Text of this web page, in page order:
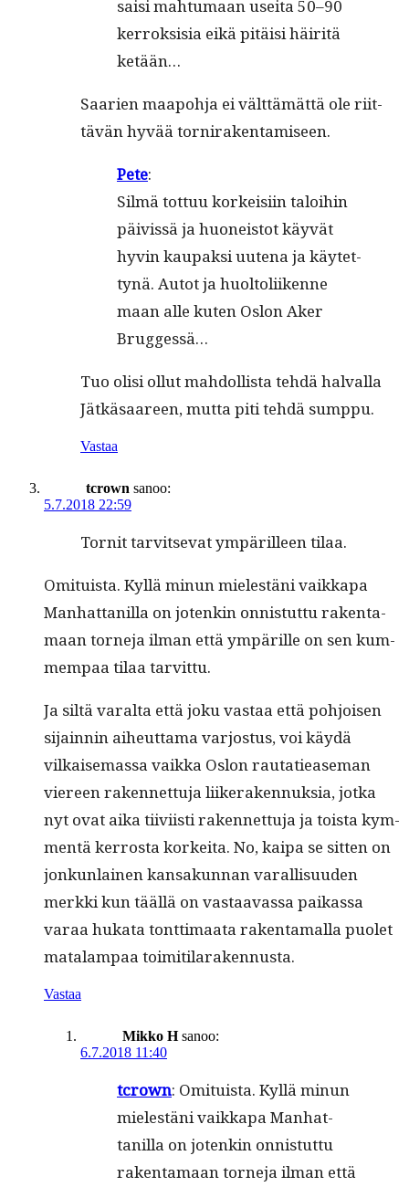
saisi mah­tu­maan usei­ta 50–90
ker­roksisia eikä pitäisi häir­itä
ketään…
Saarien maapo­h­ja ei vält­tämät­tä ole riit­
tävän hyvää tornirakentamiseen.
Pete:
Silmä tot­tuu korkeisi­in taloi­hin
päivis­sä ja huoneis­tot käyvät
hyvin kau­pak­si uute­na ja käytet­
tynä. Autot ja huoltoli­ikenne
maan alle kuten Oslon Aker
Bruggessä…
Tuo olisi ollut mah­dol­lista tehdä hal­val­la
Jätkäsaa­reen, mut­ta piti tehdä sumppu.
Vastaa
tcrown sanoo:
5.7.2018 22:59
Tor­nit tarvit­se­vat ympärilleen tilaa.
Omi­tu­ista. Kyl­lä min­un mielestäni vaikka­pa
Man­hat­tanil­la on jotenkin onnis­tut­tu rak­en­ta­
maan torne­ja ilman että ympärille on sen kum­
mem­paa tilaa tarvittu.
Ja siltä var­al­ta että joku vas­taa että pohjoisen
sijain­nin aiheut­ta­ma var­jos­tus, voi käy­dä
vilkaise­mas­sa vaik­ka Oslon rautatiease­man
viereen raken­net­tu­ja liik­er­aken­nuk­sia, jot­ka
nyt ovat aika tiivi­isti raken­net­tu­ja ja toista kym­
men­tä ker­rosta korkei­ta. No, kaipa se sit­ten on
jonkun­lainen kansakun­nan var­al­lisu­u­den
merk­ki kun tääl­lä on vas­taavas­sa paikas­sa
varaa huka­ta tont­ti­maa­ta rak­en­ta­mal­la puo­let
mata­lam­paa toimitilarakennusta.
Vastaa
Mikko H sanoo:
6.7.2018 11:40
tcrown: Omi­tu­ista. Kyl­lä min­un
mielestäni vaikka­pa Man­hat­
tanil­la on jotenkin onnis­tut­tu
rak­en­ta­maan torne­ja ilman että